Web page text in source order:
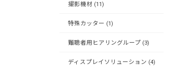
撮影機材 (11)
特殊カッター (1)
難聴者用ヒアリングループ (3)
ディスプレイソリューション (4)